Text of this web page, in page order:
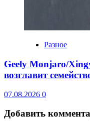
Разное
Geely Monjaro/
возглавит
07.08.2026 0
Добавить